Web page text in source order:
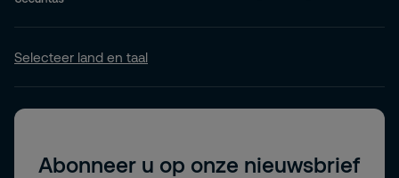
Selecteer land en taal
Abonneer u op onze nieuwsbrief